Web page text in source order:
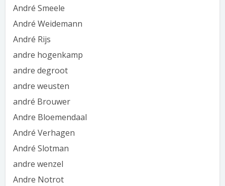
André Smeele
André Weidemann
André Rijs
andre hogenkamp
andre degroot
andre weusten
andré Brouwer
Andre Bloemendaal
André Verhagen
André Slotman
andre wenzel
Andre Notrot